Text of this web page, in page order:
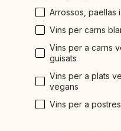
Arrossos, paellas
Vins per carns
Vins per a carns
guisats
Vins per a plats
vegans
Vins per a